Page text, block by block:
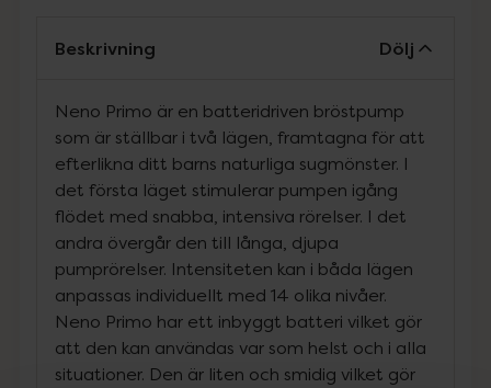
Beskrivning Dölj
Neno Primo är en batteridriven bröstpump
som är ställbar i två lägen, framtagna för att
efterlikna ditt barns naturliga sugmönster. I
det första läget stimulerar pumpen igång
flödet med snabba, intensiva rörelser. I det
andra övergår den till långa, djupa
pumprörelser. Intensiteten kan i båda lägen
anpassas individuellt med 14 olika nivåer.
Neno Primo har ett inbyggt batteri vilket gör
att den kan användas var som helst och i alla
situationer. Den är liten och smidig vilket gör